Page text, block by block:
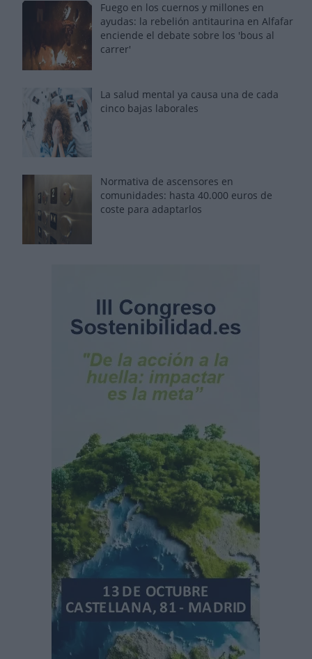
Fuego en los cuernos y millones en
ayudas: la rebelión antitaurina en Alfafar
enciende el debate sobre los 'bous al
carrer'
La salud mental ya causa una de cada
cinco bajas laborales
Normativa de ascensores en
comunidades: hasta 40.000 euros de
coste para adaptarlos